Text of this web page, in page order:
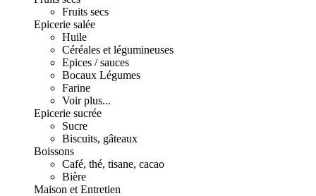
Fruits secs
Epicerie salée
Huile
Céréales et légumineuses
Epices / sauces
Bocaux Légumes
Farine
Voir plus...
Epicerie sucrée
Sucre
Biscuits, gâteaux
Boissons
Café, thé, tisane, cacao
Bière
Maison et Entretien